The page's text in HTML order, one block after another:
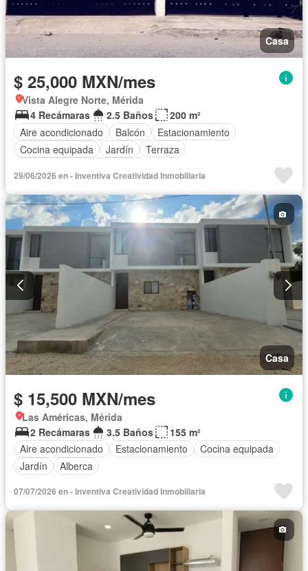
Casa
$ 25,000 MXN/mes
Vista Alegre Norte, Mérida
4 Recámaras
2.5 Baños
200 m²
Aire acondicionado
Balcón
Estacionamiento
Cocina equipada
Jardín
Terraza
29/06/2026 en - Inventiva Creatividad Inmobiliaria
Casa
$ 15,500 MXN/mes
Las Américas, Mérida
2 Recámaras
3.5 Baños
155 m²
Aire acondicionado
Estacionamiento
Cocina equipada
Jardín
Alberca
07/07/2026 en - Inventiva Creatividad Inmobiliaria